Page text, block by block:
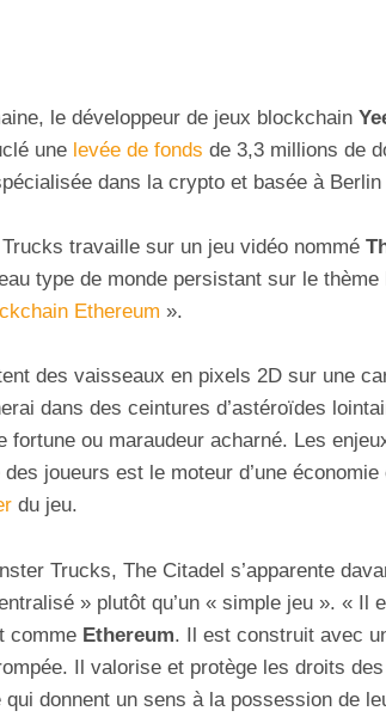
le développeur de jeux blockchain
une levée de fonds de 3,3 millions de
dans la crypto et basée à Berlin
travaille sur un jeu vidéo nommé
type de monde persistant sur le thème
Ethereum ».
des vaisseaux en pixels 2D sur une
dans des ceintures d’astéroïdes
fortune ou maraudeur acharné. Les
joueurs est le moteur d’une
du jeu.
Trucks, The Citadel s’apparente
» plutôt qu’un « simple jeu ». « Il
comme Ethereum. Il est construit avec
Il valorise et protège les droits
donnent un sens à la possession de